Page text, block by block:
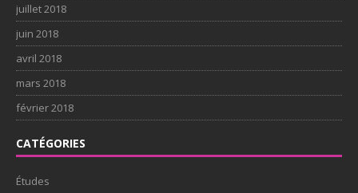
juillet 2018
juin 2018
avril 2018
mars 2018
février 2018
CATÉGORIES
Études